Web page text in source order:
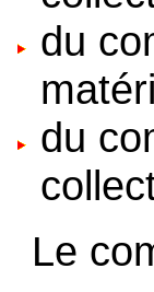
du
du
Le